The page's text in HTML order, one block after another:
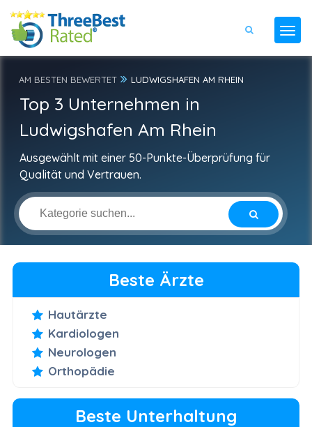
AM BESTEN BEWERTET LUDWIGSHAFEN AM RHEIN
Top 3 Unternehmen in
Ludwigshafen Am Rhein
Ausgewählt mit einer 50-Punkte-Überprüfung für
Qualität und Vertrauen.
Beste Ärzte
Hautärzte
Kardiologen
Neurologen
Orthopädie
Beste Unterhaltung